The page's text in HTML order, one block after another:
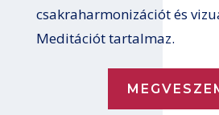
csakraharmonizációt és
Meditációt tartalmaz.